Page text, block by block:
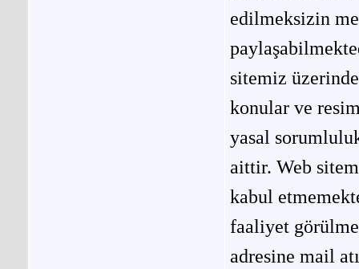
edilmeksizin
sitemiz
konular ve
yasal
aittir. Web
kabul
faaliyet
adresine mail